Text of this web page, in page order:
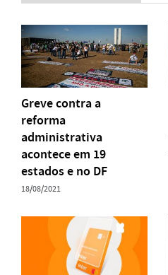
Greve contra a
reforma
administrativa
acontece em 19
estados e no DF
18/08/2021